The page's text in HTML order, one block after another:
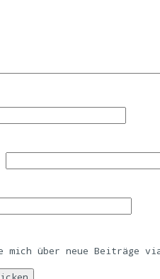
mich über neue Beiträge